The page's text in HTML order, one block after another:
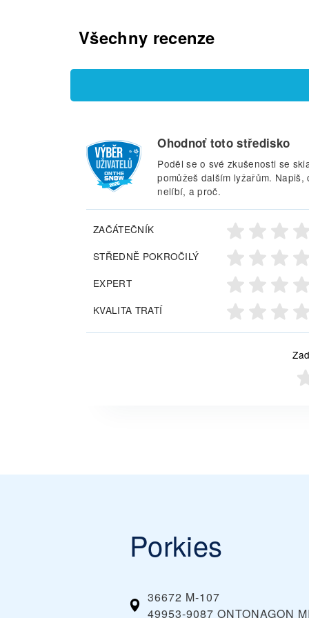
Všechny recenze
Ohodnoť toto středisko
Poděl se o své zkušenosti se
pomůžeš dalším lyžařům.
nelíbí, a proč.
ZAČÁTEČNÍK
STŘEDNĚ POKROČILÝ
EXPERT
KVALITA TRATÍ
Porkies
36672 M-107
49953-9087 ONTONAGON